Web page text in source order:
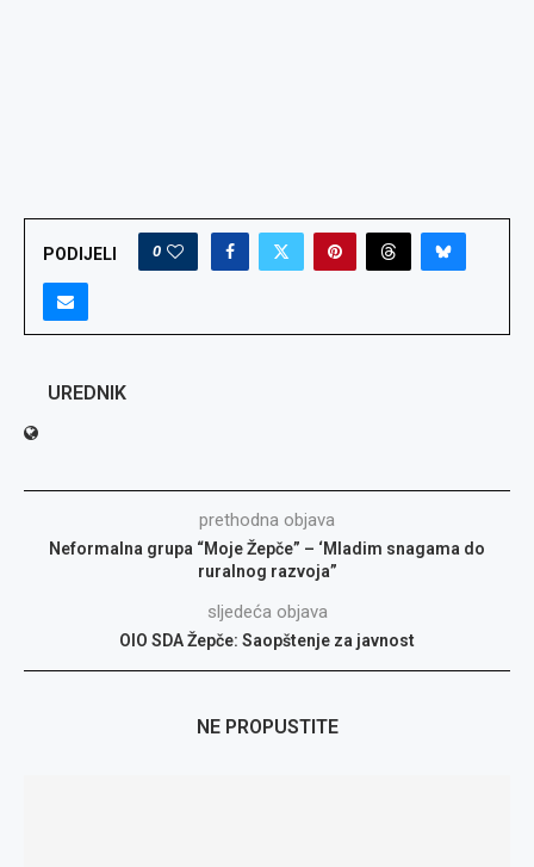
PODIJELI 0
UREDNIK
prethodna objava
Neformalna grupa “Moje Žepče” – ‘Mladim snagama do
ruralnog razvoja”
sljedeća objava
OIO SDA Žepče: Saopštenje za javnost
NE PROPUSTITE